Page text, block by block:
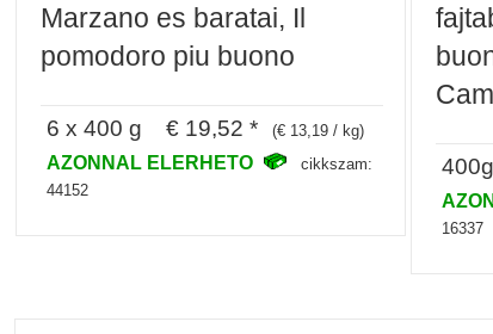
Marzano es baratai, Il
pomodoro piu buono
6 x 400 g € 19,52 * (€ 13,19 / kg)
AZONNAL ELERHETO
cikkszam:
44152
16337